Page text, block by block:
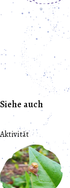
Siehe auch
Aktivität